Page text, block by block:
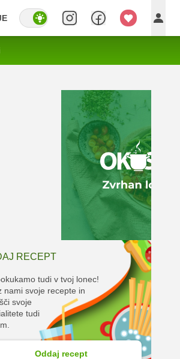
RECEPT
tudi v tvoj lonec!
nami svoje recepte in
svoje
tudi
Oddaj recept